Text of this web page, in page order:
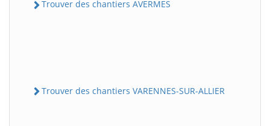
Trouver des chantiers AVERMES
Trouver des chantiers VARENNES-SUR-ALLIER